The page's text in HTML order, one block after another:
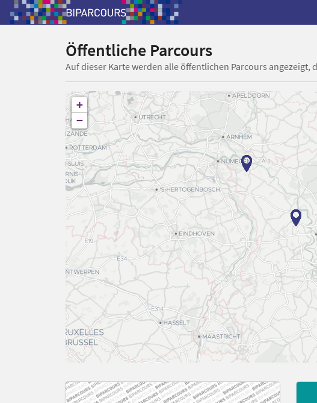
Öffentliche Parcours
Auf dieser Karte werden alle öffentlichen Parcours angezeigt,
+
−